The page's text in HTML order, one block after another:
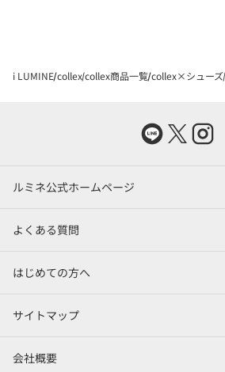
i LUMINE collex collex商品一覧 collex×シューズ
ルミネ公式ホームページ
よくある質問
はじめての方へ
サイトマップ
会社概要